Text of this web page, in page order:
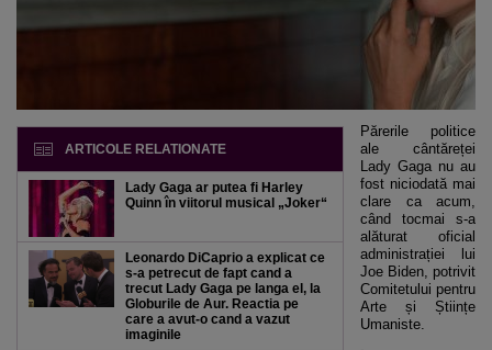
ARTICOLE RELATIONATE
Lady Gaga ar putea fi Harley
Quinn în viitorul musical „Joker“
Leonardo DiCaprio a explicat ce
s-a petrecut de fapt cand a
trecut Lady Gaga pe langa el, la
Globurile de Aur. Reactia pe
care a avut-o cand a vazut
imaginile
Părerile politice
ale cântăreței
Lady Gaga nu au
fost niciodată mai
clare ca acum,
când tocmai s-a
alăturat oficial
administrației lui
Joe Biden, potrivit
Comitetului pentru
Arte și Științe
Umaniste.